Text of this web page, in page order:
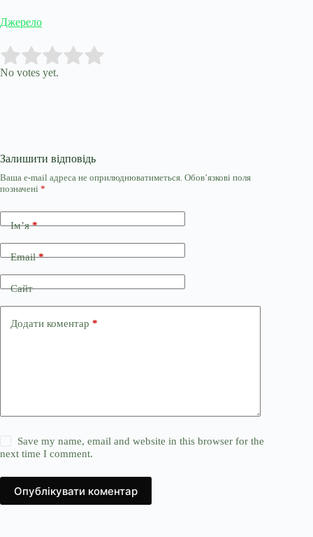
Джерело
Rate this item:
No votes yet.
Залишити відповідь
Ваша e-mail адреса не оприлюднюватиметься. Обов’язкові поля
позначені *
Ім’я*
Email*
Сайт
Додати коментар *
Save my name, email and website in this browser for the
next time I comment.
Опублікувати коментар